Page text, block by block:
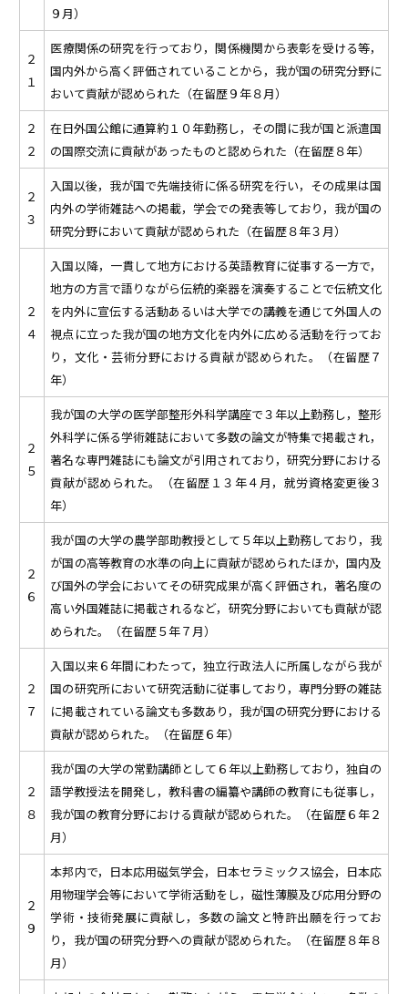
９月）
２
１
医療関係の研究を行っており，関係機関から表彰を受ける等，
国内外から高く評価されていることから，我が国の研究分野に
おいて貢献が認められた（在留歴９年８月）
２
２
在日外国公館に通算約１０年勤務し，その間に我が国と派遣国
の国際交流に貢献があったものと認められた（在留歴８年）
２
３
入国以後，我が国で先端技術に係る研究を行い，その成果は国
内外の学術雑誌への掲載，学会での発表等しており，我が国の
研究分野において貢献が認められた（在留歴８年３月）
２
４
入国以降，一貫して地方における英語教育に従事する一方で，
地方の方言で語りながら伝統的楽器を演奏することで伝統文化
を内外に宣伝する活動あるいは大学での講義を通じて外国人の
視点に立った我が国の地方文化を内外に広める活動を行ってお
り，文化・芸術分野における貢献が認められた。（在留歴７
年）
２
５
我が国の大学の医学部整形外科学講座で３年以上勤務し，整形
外科学に係る学術雑誌において多数の論文が特集で掲載され，
著名な専門雑誌にも論文が引用されており，研究分野における
貢献が認められた。（在留歴１３年４月，就労資格変更後３
年）
２
６
我が国の大学の農学部助教授として５年以上勤務しており，我
が国の高等教育の水準の向上に貢献が認められたほか，国内及
び国外の学会においてその研究成果が高く評価され，著名度の
高い外国雑誌に掲載されるなど，研究分野においても貢献が認
められた。（在留歴５年７月）
２
７
入国以来６年間にわたって，独立行政法人に所属しながら我が
国の研究所において研究活動に従事しており，専門分野の雑誌
に掲載されている論文も多数あり，我が国の研究分野における
貢献が認められた。（在留歴６年）
２
８
我が国の大学の常勤講師として６年以上勤務しており，独自の
語学教授法を開発し，教科書の編纂や講師の教育にも従事し，
我が国の教育分野における貢献が認められた。（在留歴６年２
月）
２
９
本邦内で，日本応用磁気学会，日本セラミックス協会，日本応
用物理学会等において学術活動をし，磁性薄膜及び応用分野の
学術・技術発展に貢献し，多数の論文と特許出願を行ってお
り，我が国の研究分野への貢献が認められた。（在留歴８年８
月）